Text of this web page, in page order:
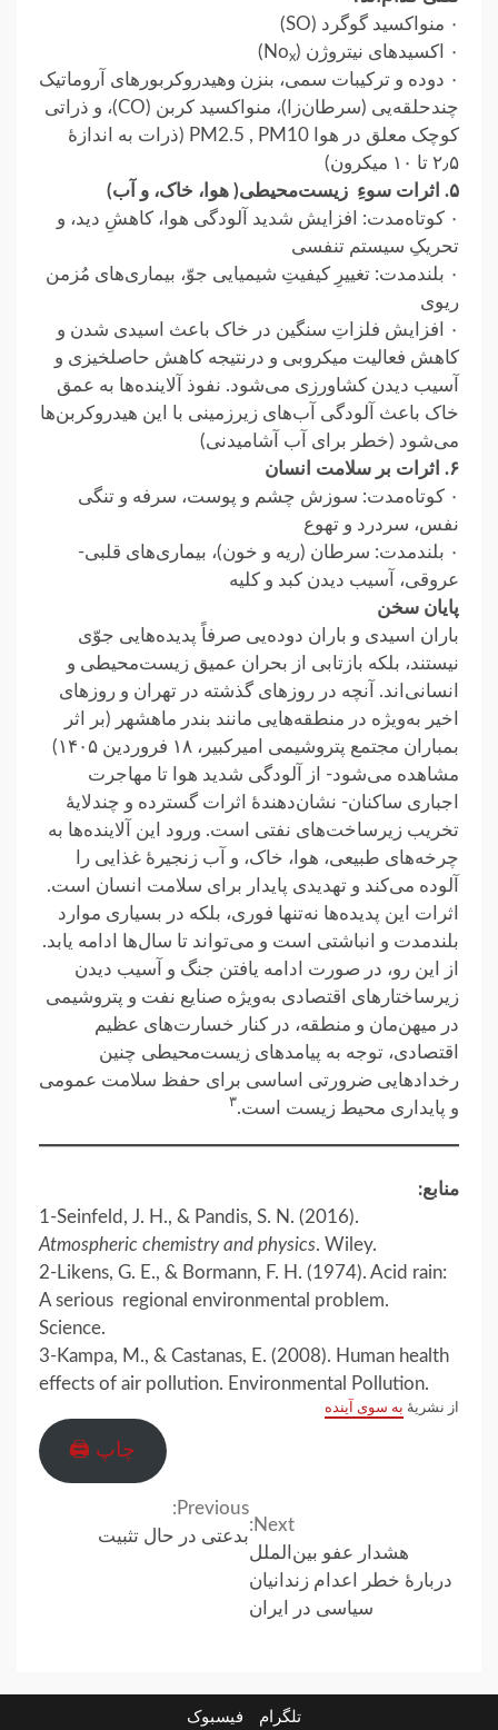
۰ منواکسید گوگرد (SO)
۰ اکسیدهای نیتروژن (No
x
)
۰ دوده و ترکیبات سمی، بنزن وهیدروکربورهای آروماتیک
چندحلقه‌یی (سرطان‌زا)، منواکسید کربن (CO)، و ذراتی
کوچک معلق در هوا PM2.5 , PM10 (ذرات به اندازهٔ
۲٫۵ تا ۱۰ میکرون)
۵. اثرات
سوءِ زیست‌محیطی( هوا، خاک، و آب)
۰ کوتاه‌مدت: افزایش شدید آلودگی هوا، کاهشِ دید، و
تحریکِ سیستم تنفسی
۰ بلندمدت: تغییرِ کیفیتِ شیمیایی جوّ، بیماری‌های مُزمن
ریوی
۰ افزایش فلزاتِ سنگین در خاک باعث اسیدی شدن و
کاهش فعالیت میکروبی‌ و درنتیجه کاهش حاصلخیزی و
آسیب دیدن کشاورزی می‌شود. نفوذ آلاینده‌ها به عمق
خاک باعث آلودگی آب‌های زیرزمینی با این هیدروکربن‌ها
می‌شود (خطر برای آب آشامیدنی)
۶. اثرات بر سلامت
انسان
۰ کوتاه‌مدت: سوزش چشم و پوست، سرفه و تنگی
نفس، سردرد و تهوع
۰ بلندمدت: سرطان (ریه و خون)، بیماری‌های قلبی-
عروقی، آسیب دیدن کبد و کلیه
پایان سخن
باران اسیدی و باران دوده‌یی صرفاً پدیده‌هایی جوّی
نیستند، بلکه بازتابی از بحران عمیق زیست‌محیطی و
انسانی‌اند. آنچه در روزهای گذشته در تهران و روزهای
اخیر به‌ویژه در منطقه‌هایی مانند بندر ماهشهر (بر اثر
بمباران مجتمع پتروشیمی امیرکبیر، ۱۸ فروردین ۱۴۰۵)
مشاهده می‌شود- از آلودگی شدید هوا تا مهاجرت
اجباری ساکنان- نشان‌دهندهٔ اثرات گسترده و چندلایهٔ
تخریب زیرساخت‌های نفتی است. ورود این آلاینده‌ها به
چرخه‌های طبیعی، هوا، خاک، و آب زنجیرهٔ غذایی را
آلوده می‌کند و تهدیدی پایدار برای سلامت انسان است.
اثرات این پدیده‌ها نه‌تنها فوری، بلکه در بسیاری موارد
بلندمدت و انباشتی است و می‌تواند تا سال‌ها ادامه یابد.
از این‌ رو، در صورت ادامه یافتن جنگ و آسیب دیدن
زیرساختارهای اقتصادی به‌ویژه صنایع نفت و پتروشیمی
در میهن‌مان و منطقه، در کنار خسارت‌های عظیم
اقتصادی، توجه به پیامدهای زیست‌محیطی چنین
رخدادهایی ضرورتی اساسی برای حفظ سلامت عمومی
و پایداری محیط زیست است.۳
منابع:
1-Seinfeld, J. H., & Pandis, S. N. (2016).
Atmospheric chemistry and physics. Wiley.
2-Likens, G. E., & Bormann, F. H. (1974). Acid rain:
A serious regional environmental problem.
Science.
3-Kampa, M., & Castanas, E. (2008). Human health
effects of air pollution. Environmental Pollution.
از نشریهٔ به سوی آینده
چاپ 🖨
Reading
Previous:
بدعتی در حال تثبیت
Next:
هشدار عفو بین‌الملل
دربارهٔ خطر اعدام زندانیان
سیاسی در ایران
تلگرام فیسبوک